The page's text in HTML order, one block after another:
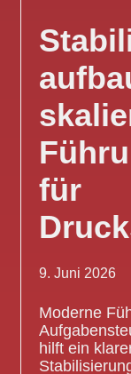
für
9. Juni 2026
Moderne
hilft ein